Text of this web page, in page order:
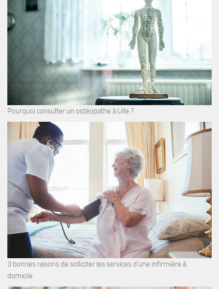
Pourquoi consulter un ostéopathe à Lille ?
3 bonnes raisons de solliciter les services d’une infirmière à
domicile